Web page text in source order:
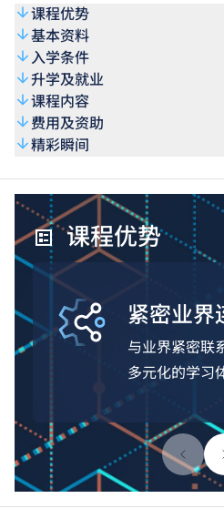
课程优势
基本资料
入学条件
升学及就业
课程内容
费用及资助
精彩瞬间
课程优势
紧密业界
与业界紧密联
多元化的学习